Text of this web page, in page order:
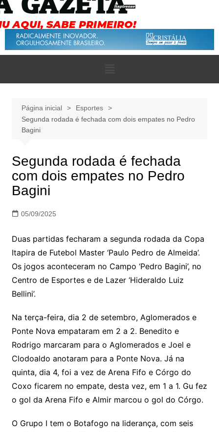
Página inicial
Esportes
Segunda rodada é fechada com dois empates no Pedro
Bagini
Segunda rodada é fechada
com dois empates no Pedro
Bagini
05/09/2025
Duas partidas fecharam a segunda rodada da Copa
Itapira de Futebol Master ‘Paulo Pedro de Almeida’.
Os jogos aconteceram no Campo ‘Pedro Bagini’, no
Centro de Esportes e de Lazer ‘Hideraldo Luiz
Bellini’.
Na terça-feira, dia 2 de setembro, Aglomerados e
Ponte Nova empataram em 2 a 2. Benedito e
Rodrigo marcaram para o Aglomerados e Joel e
Clodoaldo anotaram para a Ponte Nova. Já na
quinta, dia 4, foi a vez de Arena Fifo e Córgo do
Coxo ficarem no empate, desta vez, em 1 a 1. Gu fez
o gol da Arena Fifo e Almir marcou o gol do Córgo.
O Grupo I tem o Botafogo na liderança, com seis